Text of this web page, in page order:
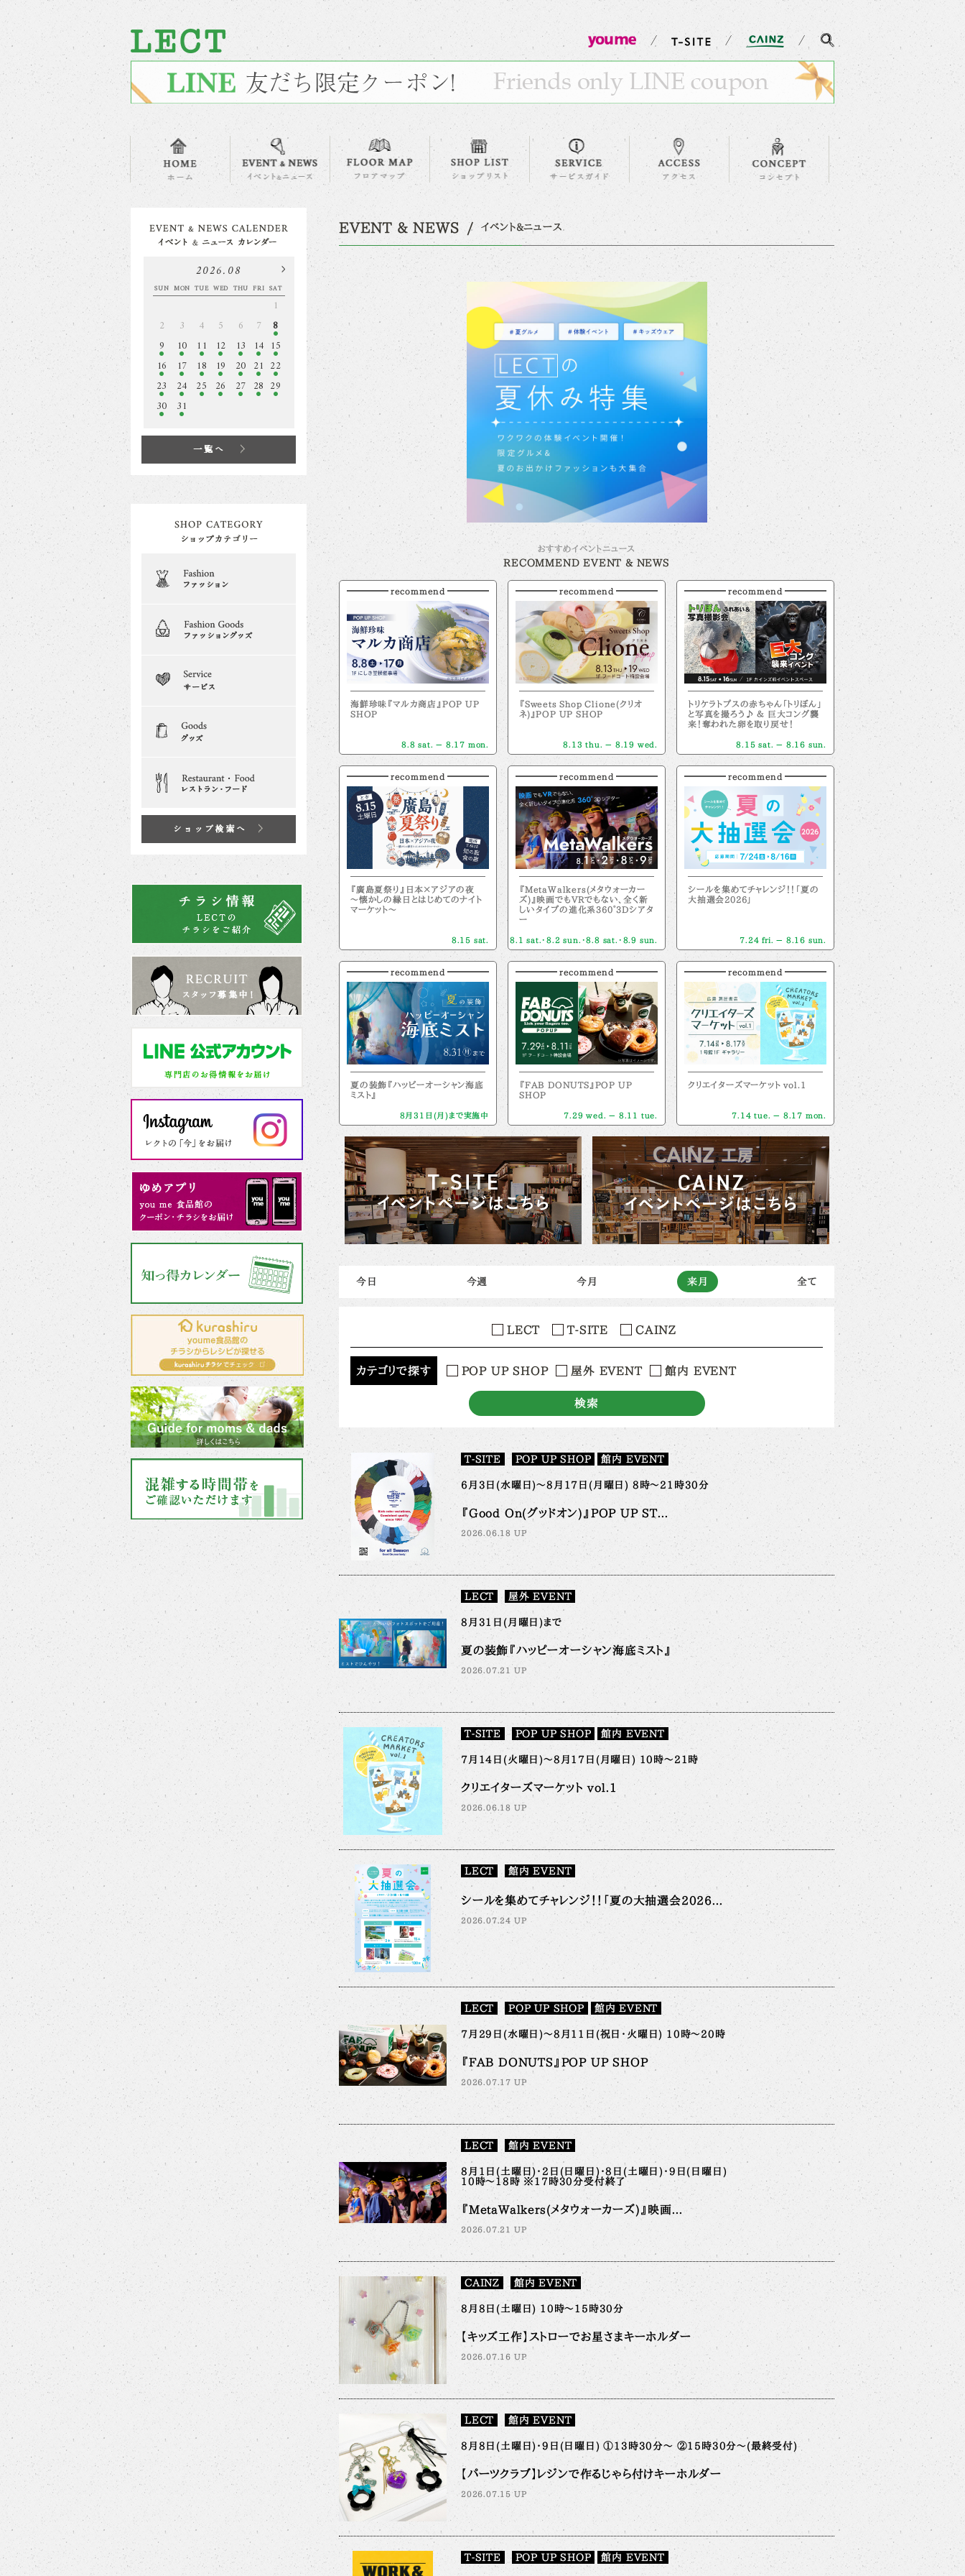
EVENT & NEWS イベント&ニュース
おすすめイベントニュース
RECOMMEND EVENT & NEWS
recommend
海鮮珍味『マルカ商店』POP UP
SHOP
8.8 sat. － 8.17 mon.
recommend
『Sweets Shop Clione(クリオ
ネ)』POP UP SHOP
8.13 thu. － 8.19 wed.
recommend
トリケラトプスの赤ちゃん「トリぼん」
と写真を撮ろう♪ ＆ 巨大コング襲
来！奪われた卵を取り戻せ！
8.15 sat. － 8.16 sun.
recommend
『廣島夏祭り』日本×アジアの夜
～懐かしの縁日とはじめてのナイト
マーケット～
8.15 sat.
recommend
『MetaWalkers(メタウォーカー
ズ)』映画でもVRでもない、全く新
しいタイプの進化系360°3Dシアタ
ー
8.1 sat.・8.2 sun.・8.8 sat.・8.9 sun.
recommend
シールを集めてチャレンジ！！「夏の
大抽選会2026」
7.24 fri. － 8.16 sun.
recommend
夏の装飾『ハッピーオーシャン海底
ミスト』
8月31日(月)まで実施中
recommend
『FAB DONUTS』POP UP
SHOP
7.29 wed. － 8.11 tue.
recommend
クリエイターズマーケット vol.1
7.14 tue. － 8.17 mon.
今日 今週 今月 来月 全て
LECT T-SITE CAINZ
カテゴリで探す POP UP SHOP 屋外 EVENT 館内 EVENT
検索
T-SITE POP UP SHOP 館内 EVENT
6月3日(水曜日)～8月17日(月曜日) 8時～21時30分
『Good On(グッドオン)』POP UP ST...
2026.06.18 UP
LECT 屋外 EVENT
8月31日(月曜日)まで
夏の装飾『ハッピーオーシャン海底ミスト』
2026.07.21 UP
T-SITE POP UP SHOP 館内 EVENT
7月14日(火曜日)～8月17日(月曜日) 10時～21時
クリエイターズマーケット vol.1
2026.06.18 UP
LECT 館内 EVENT
シールを集めてチャレンジ！！「夏の大抽選会2026...
2026.07.24 UP
LECT POP UP SHOP 館内 EVENT
7月29日(水曜日)～8月11日(祝日・火曜日) 10時～20時
『FAB DONUTS』POP UP SHOP
2026.07.17 UP
LECT 館内 EVENT
8月1日(土曜日)・2日(日曜日)・8日(土曜日)・9日(日曜日)
10時～18時 ※17時30分受付終了
『MetaWalkers(メタウォーカーズ)』映画...
2026.07.21 UP
CAINZ 館内 EVENT
8月8日(土曜日) 10時～15時30分
【キッズ工作】ストローでお星さまキーホルダー
2026.07.16 UP
LECT 館内 EVENT
8月8日(土曜日)・9日(日曜日) ①13時30分～ ②15時30分～(最終受付)
【パーツクラブ】レジンで作るじゃら付けキーホルダー
2026.07.15 UP
T-SITE POP UP SHOP 館内 EVENT
2026.08
SUN MON TUE WED THU FRI SAT
1
2
3 4 5 6 7
8
9
10 11 12 13 14 15
16
17 18 19 20 21 22
23
24 25 26 27 28 29
30 31